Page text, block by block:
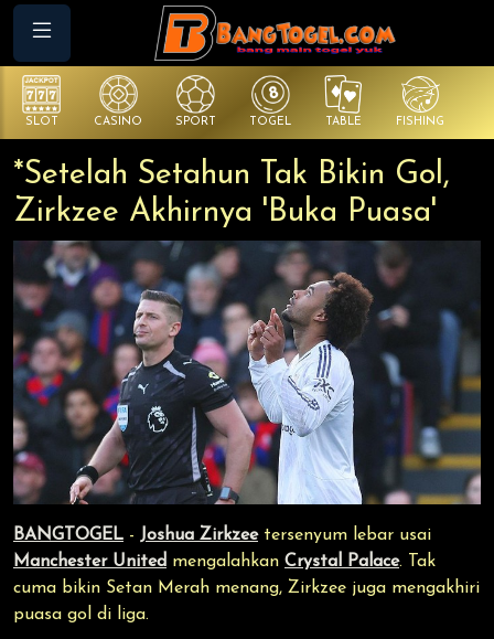
SLOT CASINO SPORT TOGEL TABLE FISHING
*Setelah Setahun Tak Bikin Gol,
Zirkzee Akhirnya 'Buka Puasa'
BANGTOGEL - Joshua Zirkzeetersenyum lebar usai
Manchester United mengalahkan Crystal Palace. Tak
cuma bikin Setan Merah menang, Zirkzee juga mengakhiri
puasa gol di liga.